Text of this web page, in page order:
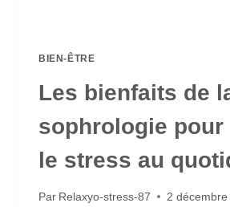
BIEN-ÊTRE
Les bienfaits de
sophrologie pour
le stress au
Par Relaxyo-stress-87 2